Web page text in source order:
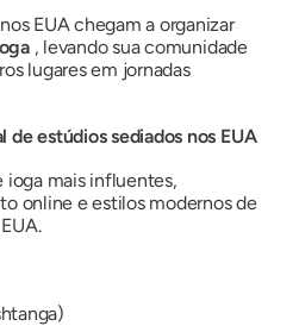
EUA chegam a organizar
, levando sua comunidade
lugares em jornadas
estúdios sediados nos EUA
ioga mais influentes,
online e estilos modernos de